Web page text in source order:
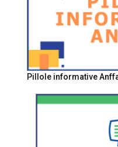
Pillole informative